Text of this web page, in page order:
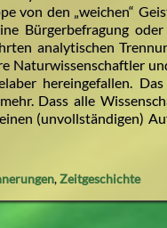
von den „weichen“
Bürgerbefragung
analytischen
Naturwissenschaftler
hereingefallen.
Dass alle
(unvollständigen)
,Zeitgeschichte